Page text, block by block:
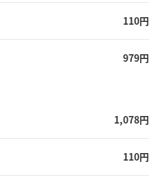
110円
979円
1,078円
110円